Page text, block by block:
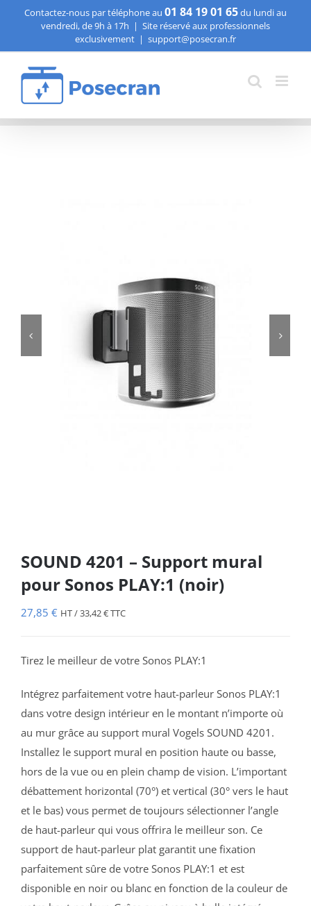
Passer
contenu
Contactez-nous par téléphone au 01 84 19 01 65du lundi au
vendredi, de 9h à 17h | Site réservé aux professionnels
exclusivement | support@posecran.fr
 
SOUND 4201 – Support mural
pour Sonos PLAY:1 (noir)
27,85 € HT /33,42€TTC
Tirez le meilleur de votre Sonos PLAY:1
Intégrez parfaitement votre haut-parleur Sonos PLAY:1
dans votre design intérieur en le montant n’importe où
au mur grâce au support mural Vogels SOUND 4201.
Installez le support mural en position haute ou basse,
hors de la vue ou en plein champ de vision. L’important
débattement horizontal (70°) et vertical (30° vers le haut
et le bas) vous permet de toujours sélectionner l’angle
de haut-parleur qui vous offrira le meilleur son. Ce
support de haut-parleur plat garantit une fixation
parfaitement sûre de votre Sonos PLAY:1 et est
disponible en noir ou blanc en fonction de la couleur de